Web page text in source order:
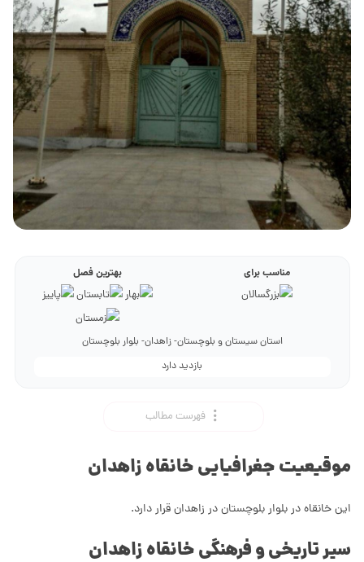
مناسب برای بهترین فصل
استان سیستان و بلوچستان- زاهدان- بلوار بلوچستان
بازدید دارد
فهرست مطالب
موقیعیت جغرافیایی خانقاه زاهدان
این خانقاه در بلوار بلوچستان در زاهدان قرار دارد.
سیر تاریخی و فرهنگی خانقاه زاهدان